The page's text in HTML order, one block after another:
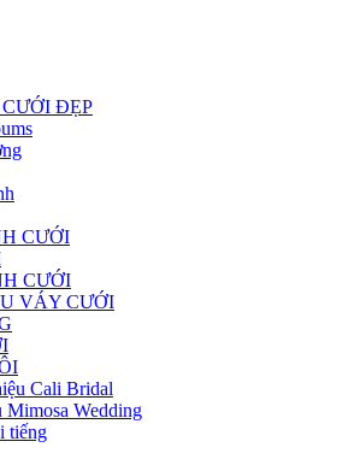
ĐẸP
CƯỚI
CƯỚI
VÁY CƯỚI
Cali Bridal
Mimosa Wedding
tiếng